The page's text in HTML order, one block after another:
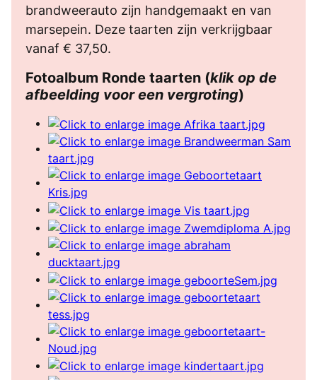
brandweerauto zijn handgemaakt en van
marsepein. Deze taarten zijn verkrijgbaar
vanaf € 37,50.
Fotoalbum Ronde taarten (klik op de
afbeelding voor een vergroting)